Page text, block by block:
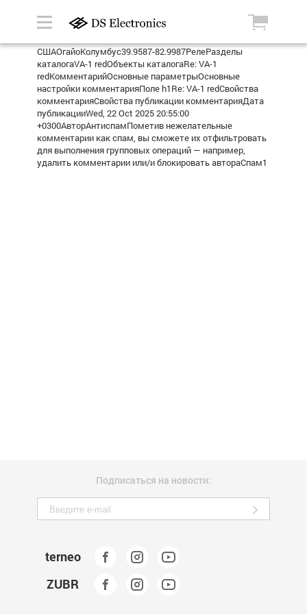
СШАОгайоКолумбус39.9587-82.9987РелеРазделы
каталогаVA-1 redОбъекты каталогаRe: VA-1
redКомментарийОсновные параметрыОсновные
настройки комментарияПоле h1Re: VA-1 redСвойства
комментарияСвойства публикации комментарияДата
публикацииWed, 22 Oct 2025 20:55:00
+0300АвторАнтиспамПометив нежелательные
комментарии как спам, вы сможете их отфильтровать
для выполнения групповых операций — например,
удалить комментарии или/и блокировать автораСпам1
Подписаться на новости:
terneo
ZUBR